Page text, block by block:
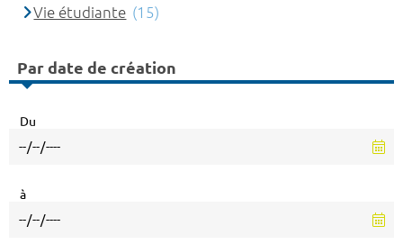
Vie étudiante (15)
Par date de création
Du
à